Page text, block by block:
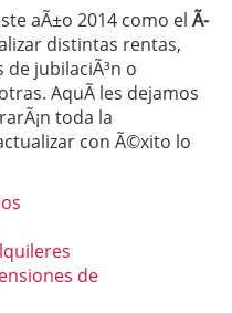
aÃ±o 2014 como el Ã­
distintas rentas,
jubilaciÃ³n o
AquÃ­ les dejamos
toda la
con Ã©xito lo
de